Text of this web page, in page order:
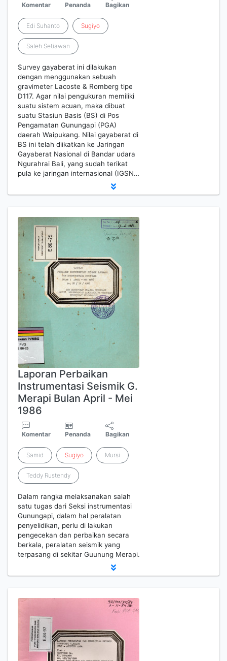
Komentar Penanda Bagikan
Edi Suhanto Sugiyo
Saleh Setiawan
Survey gayaberat ini dilakukan
dengan menggunakan sebuah
gravimeter Lacoste & Romberg tipe
D117. Agar nilai pengukuran memiliki
suatu sistem acuan, maka dibuat
suatu Stasiun Basis (BS) di Pos
Pengamatan Gunungapi (PGA)
daerah Waipukang. Nilai gayaberat di
BS ini telah diikatkan ke Jaringan
Gayaberat Nasional di Bandar udara
Ngurahrai Bali, yang sudah terikat
pula ke jaringan internasional (IGSN…
Laporan Perbaikan
Instrumentasi Seismik G.
Merapi Bulan April - Mei
1986
Komentar Penanda Bagikan
Samid Sugiyo Mursi
Teddy Rustendy
Dalam rangka melaksanakan salah
satu tugas dari Seksi instrumentasi
Gunungapi, dalam hal peralatan
penyelidikan, perlu di lakukan
pengecekan dan perbaikan secara
berkala, peralatan seismik yang
terpasang di sekitar Guunung Merapi.